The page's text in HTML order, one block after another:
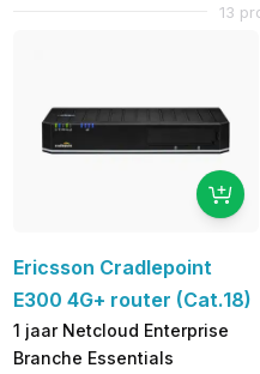
13
Ericsson Cradlepoint
E300 4G+ router (Cat.18)
1 jaar Netcloud Enterprise
Branche Essentials